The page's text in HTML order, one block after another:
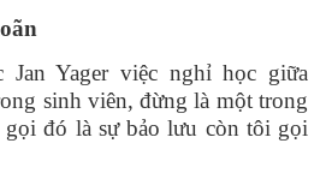
Yager việc nghỉ học giữa
sinh viên, đừng là một trong
đó là sự bảo lưu còn tôi gọi